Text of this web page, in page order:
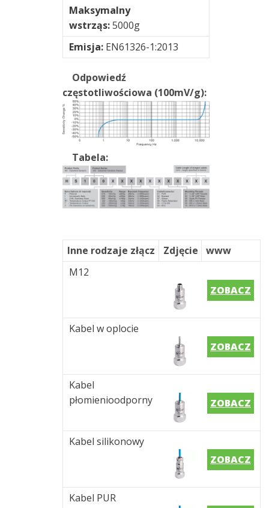
Maksymalny
wstrząs:5000g
Emisja: EN61326-1:2013
Odpowiedź
częstotliwościowa (100mV/g):
Tabela:
Inne rodzaje złącz Zdjęcie
www
M12
ZOBACZ
Kabel w oplocie
ZOBACZ
Kabel
płomienioodporny
ZOBACZ
Kabel silikonowy
ZOBACZ
Kabel PUR